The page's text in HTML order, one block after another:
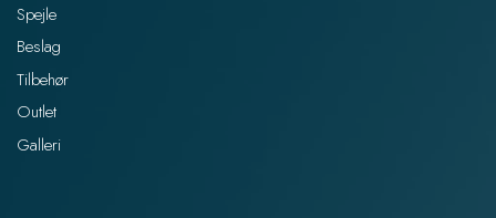
Spejle
Beslag
Tilbehør
Outlet
Galleri